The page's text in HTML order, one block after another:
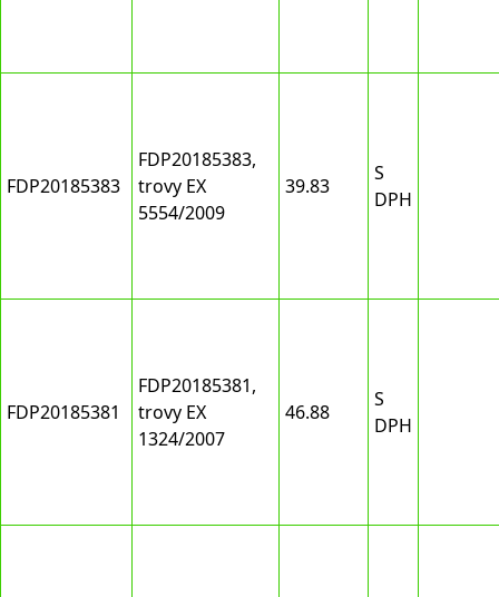
FDP20185383
FDP20185383,
trovy EX
5554/2009
39.83
S
DPH
FDP20185381
FDP20185381,
trovy EX
1324/2007
46.88
S
DPH